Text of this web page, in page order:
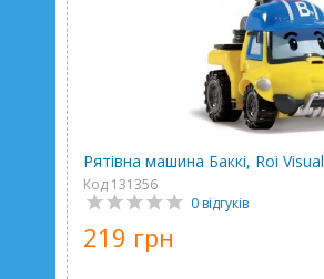
Рятівна машина Баккі, Roi Visual
Код 131356
0 відгуків
219 грн